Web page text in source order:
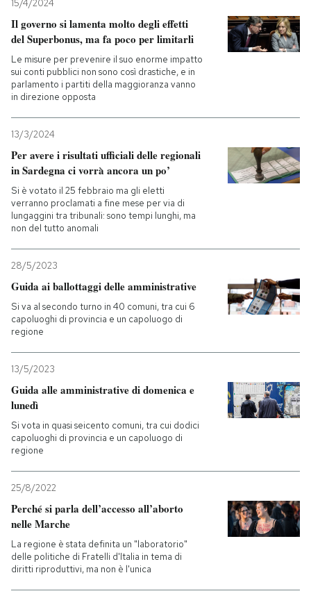
15/4/2024
Il governo si lamenta molto degli effetti
del Superbonus, ma fa poco per limitarli
Le misure per prevenire il suo enorme impatto
sui conti pubblici non sono così drastiche, e in
parlamento i partiti della maggioranza vanno
in direzione opposta
13/3/2024
Per avere i risultati ufficiali delle regionali
in Sardegna ci vorrà ancora un po’
Si è votato il 25 febbraio ma gli eletti
verranno proclamati a fine mese per via di
lungaggini tra tribunali: sono tempi lunghi, ma
non del tutto anomali
28/5/2023
Guida ai ballottaggi delle amministrative
Si va al secondo turno in 40 comuni, tra cui 6
capoluoghi di provincia e un capoluogo di
regione
13/5/2023
Guida alle amministrative di domenica e
lunedì
Si vota in quasi seicento comuni, tra cui dodici
capoluoghi di provincia e un capoluogo di
regione
25/8/2022
Perché si parla dell’accesso all’aborto
nelle Marche
La regione è stata definita un "laboratorio"
delle politiche di Fratelli d'Italia in tema di
diritti riproduttivi, ma non è l'unica